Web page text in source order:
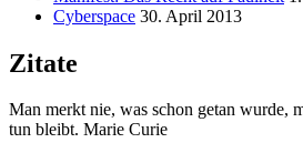
Cyberspace 30. April 2013
Zitate
Man merkt nie, was schon getan wurde,
tun bleibt. Marie Curie